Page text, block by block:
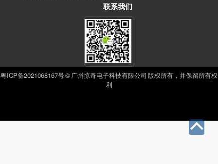
联系我们
粤ICP备2021068167号© 广州惊奇电子科技有限公司 版权所有，并保留所有权
利